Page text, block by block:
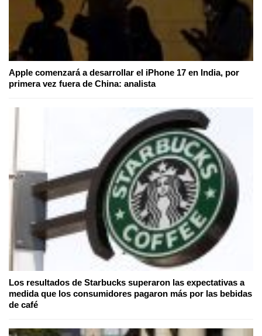
Apple comenzará a desarrollar el iPhone 17 en India, por
primera vez fuera de China: analista
Los resultados de Starbucks superaron las expectativas a
medida que los consumidores pagaron más por las bebidas
de café